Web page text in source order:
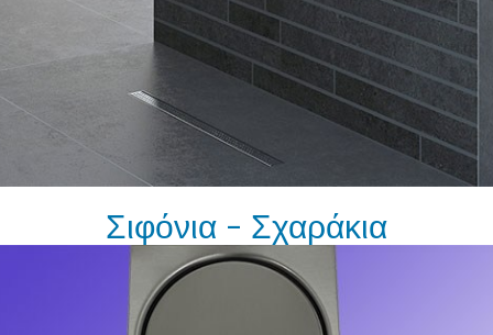
Σιφόνια - Σχαράκια